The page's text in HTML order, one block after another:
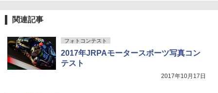
関連記事
フォトコンテスト
2017年JRPAモータースポーツ写真コン
テスト
2017年10月17日